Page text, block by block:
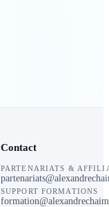
Contact
PARTENARIATS &
SUPPORT FORMATIONS